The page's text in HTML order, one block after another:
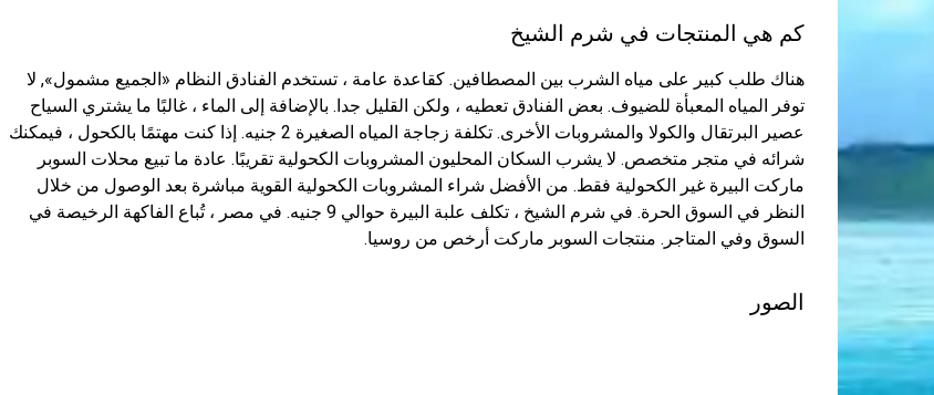
كم هي المنتجات في شرم الشيخ
هناك طلب كبير على مياه الشرب بين المصطافين. كقاعدة عامة ، تستخدم الفنادق النظام «الجميع مشمول», لا
توفر المياه المعبأة للضيوف. بعض الفنادق تعطيه ، ولكن القليل جدا. بالإضافة إلى الماء ، غالبًا ما يشتري السياح
عصير البرتقال والكولا والمشروبات الأخرى. تكلفة زجاجة المياه الصغيرة 2 جنيه. إذا كنت مهتمًا بالكحول ، فيمكنك
شرائه في متجر متخصص. لا يشرب السكان المحليون المشروبات الكحولية تقريبًا. عادة ما تبيع محلات السوبر
ماركت البيرة غير الكحولية فقط. من الأفضل شراء المشروبات الكحولية القوية مباشرة بعد الوصول من خلال
النظر في السوق الحرة. في شرم الشيخ ، تكلف علبة البيرة حوالي 9 جنيه. في مصر ، تُباع الفاكهة الرخيصة في
السوق وفي المتاجر. منتجات السوبر ماركت أرخص من روسيا.
الصور